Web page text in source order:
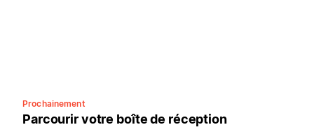
Prochainement
Parcourir votre boîte de réception